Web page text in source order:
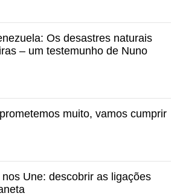
Os desastres naturais
– um testemunho de Nuno
muito, vamos cumprir
Une: descobrir as ligações